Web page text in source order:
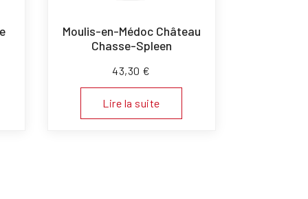
Moulis-en-Médoc Château
Chasse-Spleen
43,30 €
Lire la suite